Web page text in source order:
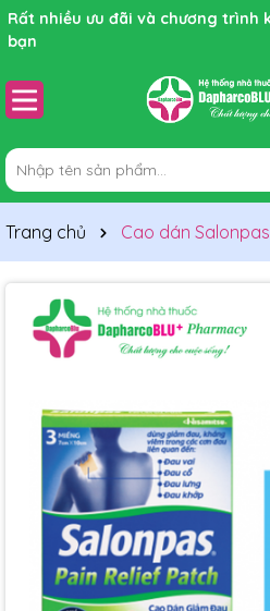
Rất nhiều ưu đãi và chương trình
bạn
Trang chủ Cao dán